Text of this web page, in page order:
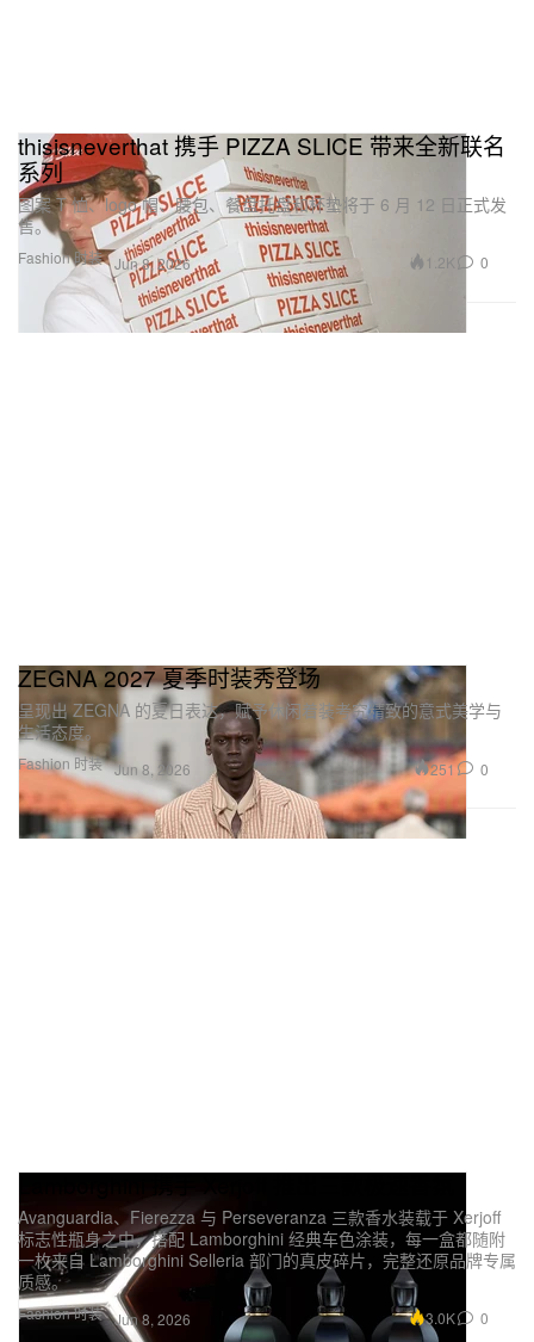
Fashion 时装
thisisneverthat 携手 PIZZA SLICE 带来全新联名
系列
图案 T 恤、logo 帽、腰包、餐盘托盘和杯垫将于 6 月 12 日正式发
售。
Jun 8, 2026 1.2K 0
Fashion 时装
ZEGNA 2027 夏季时装秀登场
呈现出 ZEGNA 的夏日表达，赋予休闲着装考究精致的意式美学与
生活态度。
Jun 8, 2026 251 0
Fashion 时装
Lamborghini 携手 Xerjoff 推出三款极速香氛
Avanguardia、Fierezza 与 Perseveranza 三款香水装载于 Xerjoff
标志性瓶身之中，搭配 Lamborghini 经典车色涂装，每一盒都随附
一枚来自 Lamborghini Selleria 部门的真皮碎片，完整还原品牌专属
质感。
Jun 8, 2026 3.0K 0